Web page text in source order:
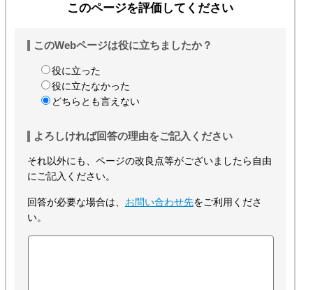
このページを評価してください
このWebページは役に立ちましたか？
役に立った
役に立たなかった
どちらとも言えない
よろしければ回答の理由をご記入ください
それ以外にも、ページの改良点等がございましたら自由
にご記入ください。
回答が必要な場合は、 お問い合わせ先をご利用くださ
い。